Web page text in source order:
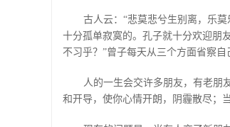
古人云：“悲莫悲兮生别离，乐
十分孤单寂寞的。孔子就十分欢迎朋
不习乎？”曾子每天从三个方面省察
人的一生会交许多朋友，有老朋
和开导，使你心情开朗，阴霾散尽；